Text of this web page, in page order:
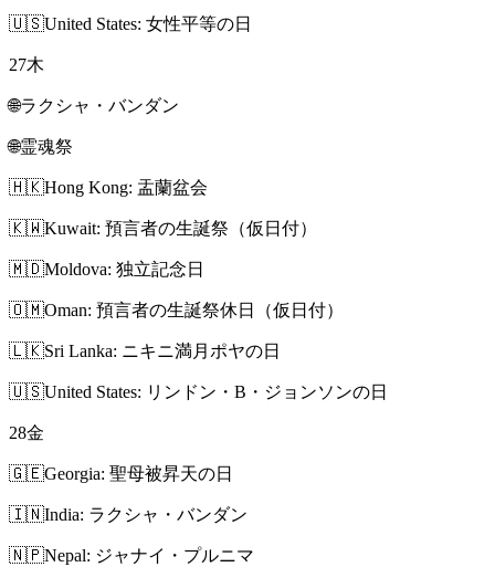
🇺🇸United States: 女性平等の日
27木
🌐ラクシャ・バンダン
🌐霊魂祭
🇭🇰Hong Kong: 盂蘭盆会
🇰🇼Kuwait: 預言者の生誕祭（仮日付）
🇲🇩Moldova: 独立記念日
🇴🇲Oman: 預言者の生誕祭休日（仮日付）
🇱🇰Sri Lanka: ニキニ満月ポヤの日
🇺🇸United States: リンドン・B・ジョンソンの日
28金
🇬🇪Georgia: 聖母被昇天の日
🇮🇳India: ラクシャ・バンダン
🇳🇵Nepal: ジャナイ・プルニマ